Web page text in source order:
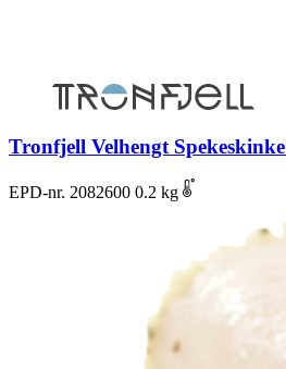
Tronfjell Velhengt
EPD-nr. 2082600 0.2 kg